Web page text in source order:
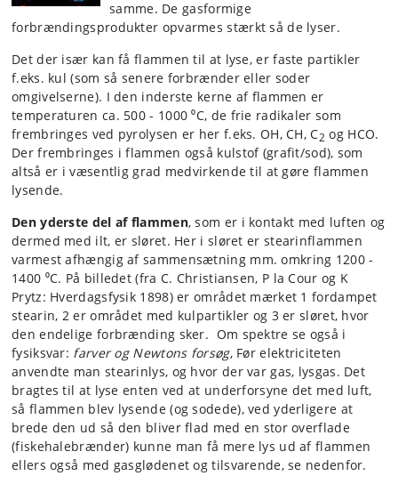
samme. De gasformige
forbrændingsprodukter opvarmes stærkt så de lyser.
Det der især kan få flammen til at lyse, er faste partikler
f.eks. kul (som så senere forbrænder eller soder
omgivelserne). I den inderste kerne af flammen er
temperaturen ca. 500 - 1000 ⁰C, de frie radikaler som
frembringes ved pyrolysen er her f.eks. OH, CH, C2 og HCO.
Der frembringes i flammen også kulstof (grafit/sod), som
altså er i væsentlig grad medvirkende til at gøre flammen
lysende.
Den yderste del af flammen, som er i kontakt med luften og
dermed med ilt, er sløret. Her i sløret er stearinflammen
varmest afhængig af sammensætning mm. omkring 1200 -
1400 ⁰C. På billedet (fra C. Christiansen, P la Cour og K
Prytz: Hverdagsfysik 1898) er området mærket 1 fordampet
stearin, 2 er området med kulpartikler og 3 er sløret, hvor
den endelige forbrænding sker. Om spektre se også i
fysiksvar: farver og Newtons forsøg, Før elektriciteten
anvendte man stearinlys, og hvor der var gas, lysgas. Det
bragtes til at lyse enten ved at underforsyne det med luft,
så flammen blev lysende (og sodede), ved yderligere at
brede den ud så den bliver flad med en stor overflade
(fiskehalebrænder) kunne man få mere lys ud af flammen
ellers også med gasglødenet og tilsvarende, se nedenfor.